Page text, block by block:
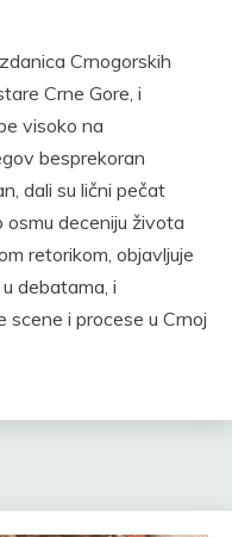
Crnogorskih
Crne Gore, i
visoko na
besprekoran
dali su lični pečat
osmu deceniju života
retorikom, objavljuje
debatama, i
scene i procese u Crnoj